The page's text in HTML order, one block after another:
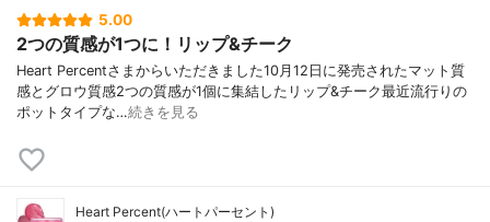
5.00
2つの質感が1つに！リップ&チーク
Heart Percentさまからいただきました10月12日に発売されたマット質
感とグロウ質感2つの質感が1個に集結したリップ&チーク最近流行りの
ポットタイプな…続きを見る
Heart Percent(ハートパーセント)